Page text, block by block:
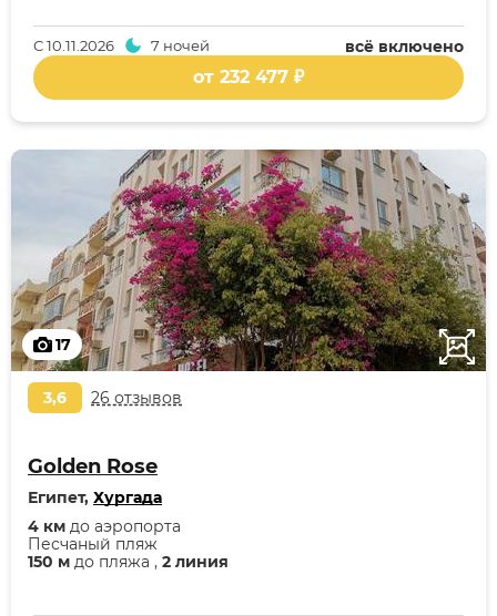
всё включено
С10.11.2026 7 ночей
от 232 477 ₽
17
3,6 26 отзывов
Golden Rose
Египет, Хургада
150 м до пляжа , 2 линия
Песчаный пляж
4 км до аэропорта